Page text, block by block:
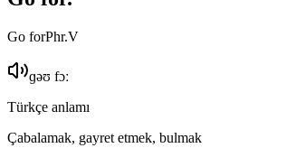
Go forPhr.V
ɡəʊ fɔː
Türkçe anlamı
Çabalamak, gayret etmek, bulmak